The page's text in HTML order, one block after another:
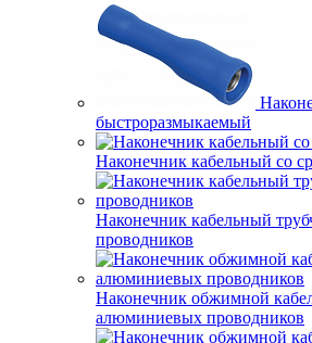
быстроразмыкаемый
Наконечник кабельный со
Наконечник кабельный
проводников
Наконечник обжимной
алюминиевых проводников